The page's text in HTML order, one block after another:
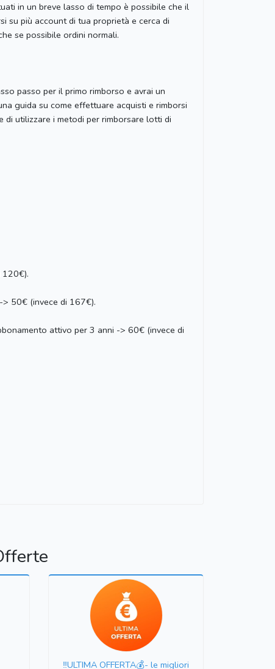
in un breve lasso di tempo è possibile che il
su più account di tua proprietà e cerca di
se possibile ordini normali.
passo per il primo rimborso e avrai un
guida su come effettuare acquisti e rimborsi
di utilizzare i metodi per rimborsare lotti di
120€).
50€ (invece di 167€).
attivo per 3 anni -> 60€ (invece di
‼️ULTIMA OFFERTA💰- le migliori